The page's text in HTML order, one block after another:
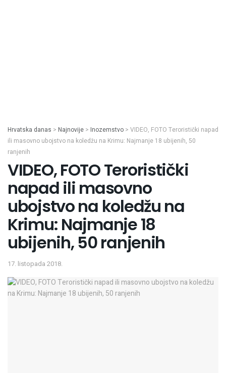
Hrvatska danas > Najnovije > Inozemstvo > VIDEO, FOTO Teroristički napad
ili masovno ubojstvo na koledžu na Krimu: Najmanje 18 ubijenih, 50
ranjenih
VIDEO, FOTO Teroristički
napad ili masovno
ubojstvo na koledžu na
Krimu: Najmanje 18
ubijenih, 50 ranjenih
17. listopada 2018.